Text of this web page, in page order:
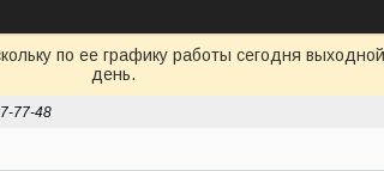
по ее графику работы сегодня
день.
77-48